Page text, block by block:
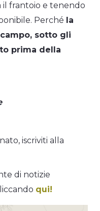
il frantoio e tenendo
Perché la
sotto gli
prima della
iscriviti alla
di notizie
qui!